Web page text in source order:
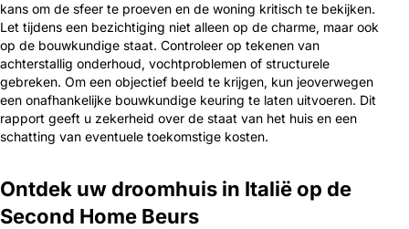
kans om de sfeer te proeven en de woning kritisch te bekijken.
Let tijdens een bezichtiging niet alleen op de charme, maar ook
op de bouwkundige staat. Controleer op tekenen van
achterstallig onderhoud, vochtproblemen of structurele
gebreken. Om een objectief beeld te krijgen, kun jeoverwegen
een onafhankelijke bouwkundige keuring te laten uitvoeren. Dit
rapport geeft u zekerheid over de staat van het huis en een
schatting van eventuele toekomstige kosten.
Ontdek uw droomhuis in Italië op de
Second Home Beurs